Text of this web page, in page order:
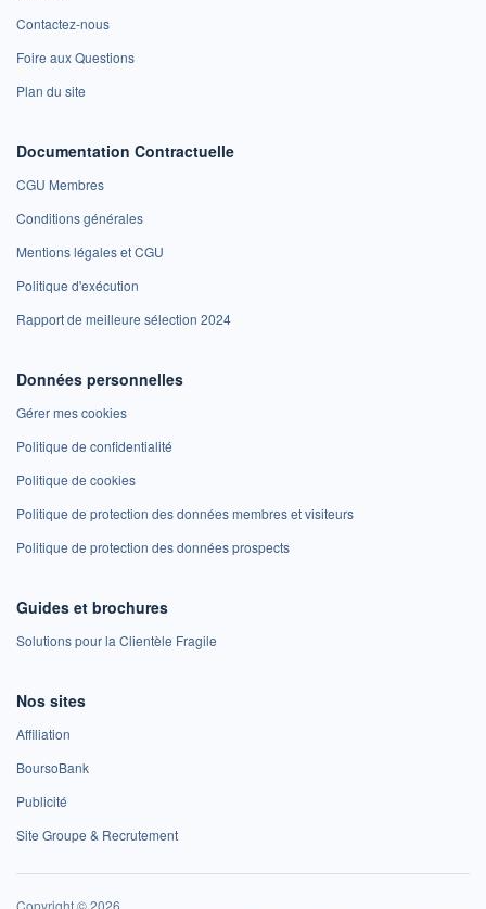
Contactez-nous
Foire aux Questions
Plan du site
Documentation Contractuelle
CGU Membres
Conditions générales
Mentions légales et CGU
Politique d'exécution
Rapport de meilleure sélection 2024
Données personnelles
Gérer mes cookies
Politique de confidentialité
Politique de cookies
Politique de protection des données membres et visiteurs
Politique de protection des données prospects
Guides et brochures
Solutions pour la Clientèle Fragile
Nos sites
Affiliation
BoursoBank
Publicité
Site Groupe & Recrutement
Copyright © 2026